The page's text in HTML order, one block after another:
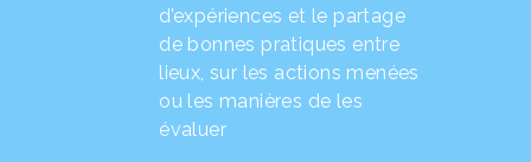
d’expériences et le partage
de bonnes pratiques entre
lieux, sur les actions menées
ou les manières de les
évaluer